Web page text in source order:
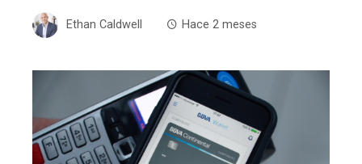
Ethan Caldwell Hace 2 meses